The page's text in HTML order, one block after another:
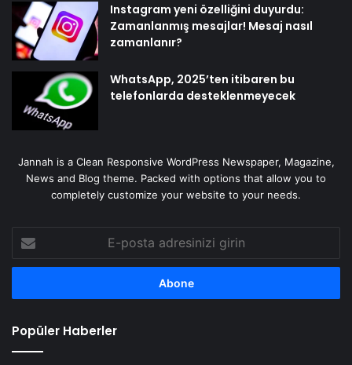
Instagram yeni özelliğini duyurdu:
Zamanlanmış mesajlar! Mesaj nasıl
zamanlanır?
WhatsApp, 2025’ten itibaren bu
telefonlarda desteklenmeyecek
Jannah is a Clean Responsive WordPress Newspaper, Magazine,
News and Blog theme. Packed with options that allow you to
completely customize your website to your needs.
posta
adresinizi
Popüler Haberler